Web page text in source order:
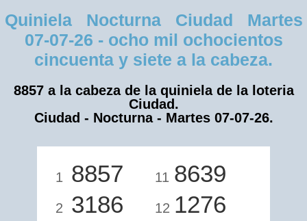
Quiniela Nocturna Ciudad Martes
07-07-26 - ocho mil ochocientos
cincuenta y siete a la cabeza.
8857 a la cabeza de la quiniela de la loteria
Ciudad.
Ciudad - Nocturna - Martes 07-07-26.
1 8857
2 3186
11 8639
12 1276